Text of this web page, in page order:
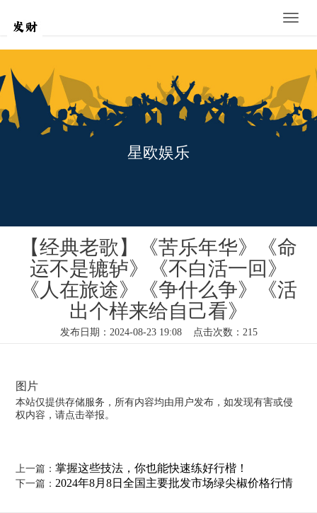
Toggle
星欧娱乐
【经典老歌】《苦乐年华》《命
运不是辘轳》《不白活一回》
《人在旅途》《争什么争》《活
出个样来给自己看》
发布日期：2024-08-23 19:08 点击次数：215
图片
本站仅提供存储服务，所有内容均由用户发布，如发现有害或侵
权内容，请点击举报。
上一篇：​掌握这些技法，你也能快速练好行楷！
下一篇：2024年8月8日全国主要批发市场绿尖椒价格行情